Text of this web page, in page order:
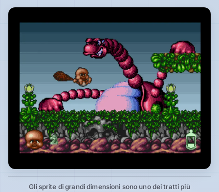
Gli sprite di grandi dimensioni sono uno dei tratti più